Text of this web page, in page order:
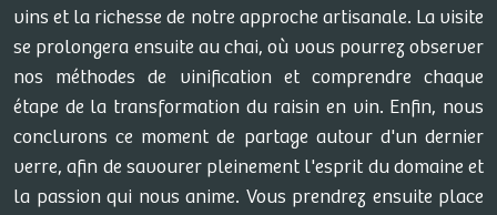
vins et la richesse de notre approche artisanale. La visite
se prolongera ensuite au chai, où vous pourrez observer
nos méthodes de vinification et comprendre chaque
étape de la transformation du raisin en vin. Enfin, nous
conclurons ce moment de partage autour d'un dernier
verre, afin de savourer pleinement l'esprit du domaine et
la passion qui nous anime. Vous prendrez ensuite place